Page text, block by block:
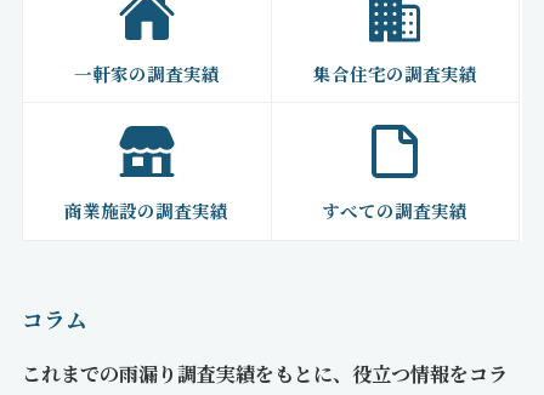
一軒家の調査実績 集合住宅の調査実績
商業施設の調査実績 すべての調査実績
コラム
これまでの雨漏り調査実績をもとに、役立つ情報をコラ